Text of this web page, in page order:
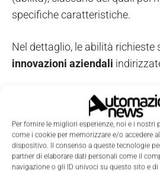
Per fornire le migliori esperienze, noi e i
come i cookie per memorizzare e/o accedere
dispositivo. Il consenso a queste tecnologie
partner di elaborare dati personali come il
navigazione o gli ID univoci su questo sito e
specifiche caratteristiche.
Nel dettaglio, le abilità richieste
innovazioni aziendali
Efficientamento energetico e
Promozione dell’economia
sprechi e corretto trattamento di
il trattamento delle acque (83